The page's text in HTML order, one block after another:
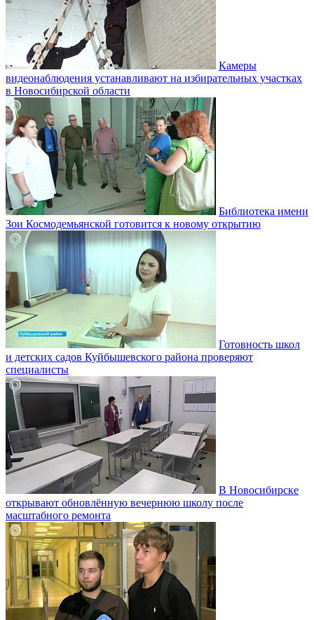
Камеры
видеонаблюдения устанавливают на избирательных участках
в Новосибирской области
Библиотека имени
Зои Космодемьянской готовится к новому открытию
Готовность школ
и детских садов Куйбышевского района проверяют
специалисты
В Новосибирске
открывают обновлённую вечернюю школу после
масштабного ремонта